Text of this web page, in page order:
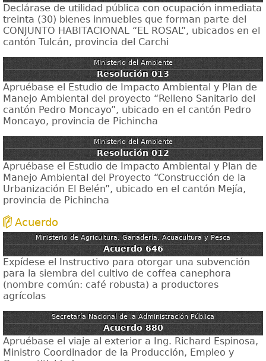
Declárase de utilidad pública con ocupación inmediata
treinta (30) bienes inmuebles que forman parte del
CONJUNTO HABITACIONAL “EL ROSAL”, ubicados en el
cantón Tulcán, provincia del Carchi
Ministerio del Ambiente
Resolución 013
Apruébase el Estudio de Impacto Ambiental y Plan de
Manejo Ambiental del proyecto “Relleno Sanitario del
cantón Pedro Moncayo”, ubicado en el cantón Pedro
Moncayo, provincia de Pichincha
Ministerio del Ambiente
Resolución 012
Apruébase el Estudio de Impacto Ambiental y Plan de
Manejo Ambiental del Proyecto “Construcción de la
Urbanización El Belén”, ubicado en el cantón Mejía,
provincia de Pichincha
Acuerdo
Ministerio de Agricultura, Ganadería, Acuacultura y Pesca
Acuerdo 646
Expídese el Instructivo para otorgar una subvención
para la siembra del cultivo de coffea canephora
(nombre común: café robusta) a productores
agrícolas
Secretaría Nacional de la Administración Pública
Acuerdo 880
Apruébase el viaje al exterior a Ing. Richard Espinosa,
Ministro Coordinador de la Producción, Empleo y